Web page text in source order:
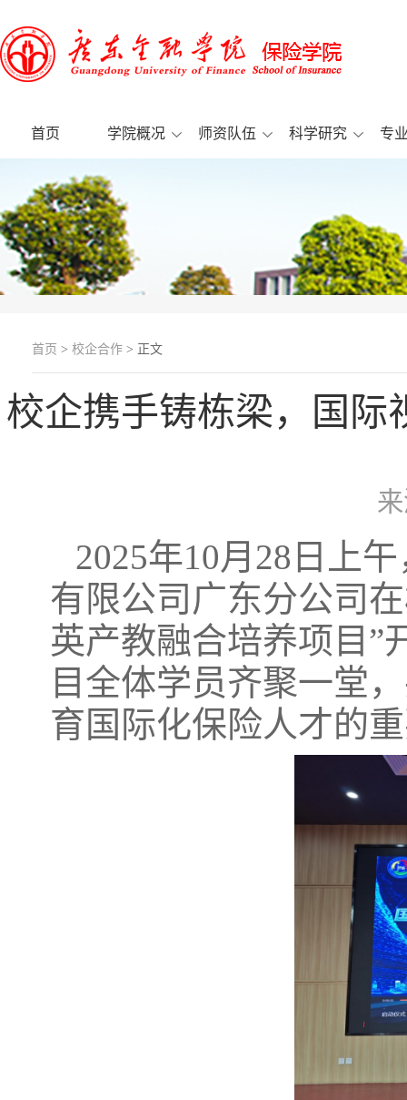
首页 学院概况 师资队伍 科学研究 专
首页 > 校企合作 > 正文
校企携手铸栋梁，国际
2025年10月28日上
有限公司广东分公司
英产教融合培养项目”
目全体学员齐聚一堂
育国际化保险人才的